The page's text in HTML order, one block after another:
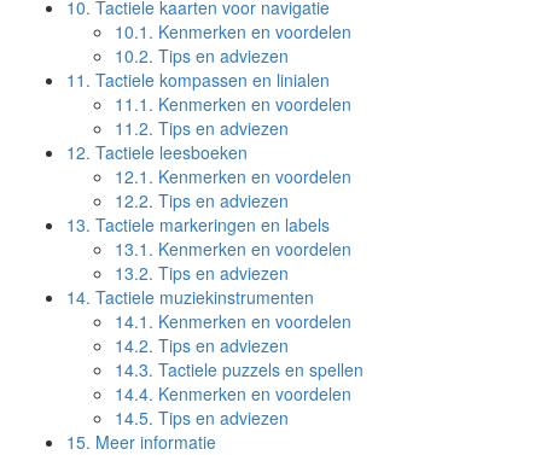
10. Tactiele kaarten voor navigatie
10.1. Kenmerken en voordelen
10.2. Tips en adviezen
11. Tactiele kompassen en linialen
11.1. Kenmerken en voordelen
11.2. Tips en adviezen
12. Tactiele leesboeken
12.1. Kenmerken en voordelen
12.2. Tips en adviezen
13. Tactiele markeringen en labels
13.1. Kenmerken en voordelen
13.2. Tips en adviezen
14. Tactiele muziekinstrumenten
14.1. Kenmerken en voordelen
14.2. Tips en adviezen
14.3. Tactiele puzzels en spellen
14.4. Kenmerken en voordelen
14.5. Tips en adviezen
15. Meer informatie